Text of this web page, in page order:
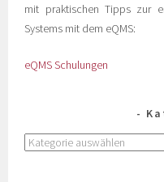
mit praktischen Tipps zur
Systems mit dem eQMS:
eQMS Schulungen